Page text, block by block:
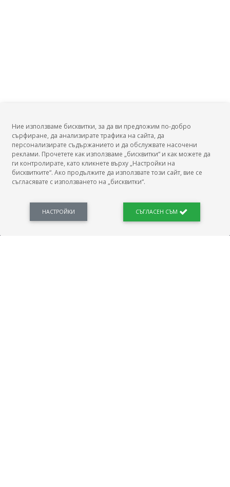
БГ Заплати
Новини, законови нормативи, кариерно ориентиране. Списък на всички
професии и трудови характеристики. Минимален облагаем доход. Калкулатор
Ние използваме бисквитки, за да ви предложим по-добро
сърфиране, да анализирате трафика на сайта, да
персонализирате съдържанието и да обслужвате насочени
реклами. Прочетете как използваме „бисквитки“ и как можете да
ги контролирате, като кликнете върху „Настройки на
бисквитките“. Ако продължите да използвате този сайт, вие се
съгласявате с използването на „бисквитки“.
НАСТРОЙКИ СЪГЛАСЕН СЪМ